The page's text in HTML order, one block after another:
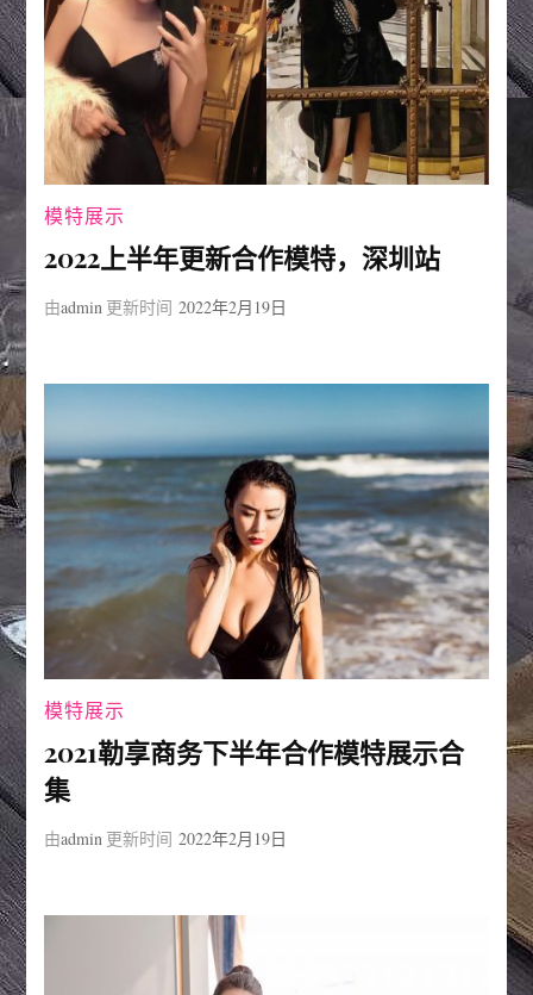
模特展示
2022上半年更新合作模特，深圳站
由admin 更新时间 2022年2月19日
模特展示
2021勒享商务下半年合作模特展示合
集
由admin 更新时间 2022年2月19日